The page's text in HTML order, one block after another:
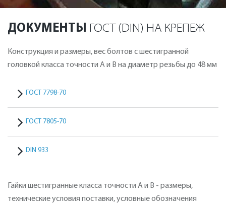
ДОКУМЕНТЫ ГОСТ (DIN) НА КРЕПЕЖ
Конструкция и размеры, вес болтов с шестигранной
головкой класса точности А и В на диаметр резьбы до 48 мм
ГОСТ 7798-70
ГОСТ 7805-70
DIN 933
Гайки шестигранные класса точности А и В - размеры,
технические условия поставки, условные обозначения